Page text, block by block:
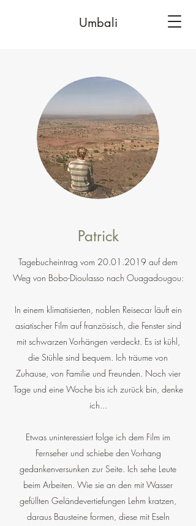
Umbali
Patrick
Tagebucheintrag vom 20.01.2019 auf dem
Weg von Bobo-Dioulasso nach Ouagadougou:
In einem klimatisierten, noblen Reisecar läuft ein
asiatischer Film auf französisch, die Fenster sind
mit schwarzen Vorhängen verdeckt. Es ist kühl,
die Stühle sind bequem. Ich träume von
Zuhause, von Familie und Freunden. Noch vier
Tage und eine Woche bis ich zurück bin, denke
ich...
Etwas uninteressiert folge ich dem Film im
Fernseher und schiebe den Vorhang
gedankenversunken zur Seite. Ich sehe Leute
beim Arbeiten. Wie sie an den mit Wasser
gefüllten Geländevertiefungen Lehm kratzen,
daraus Bausteine formen, diese mit Eseln